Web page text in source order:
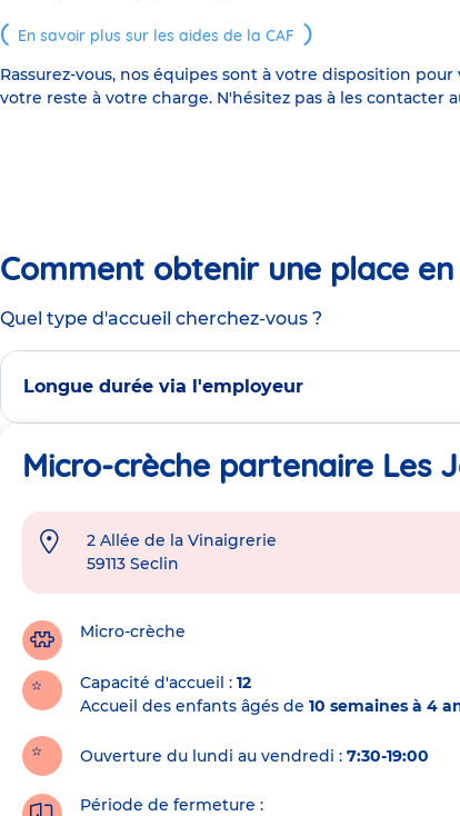
En savoir plus sur les aides de la CAF
Rassurez-vous, nos équipes sont à votre disposition
votre reste à votre charge. N'hésitez pas à les contacter
Comment obtenir une place en
Quel type d'accueil cherchez-vous ?
Longue durée via l'employeur
Micro-crèche partenaire Les
Adresse
crèche
2 Allée de la Vinaigrerie
59113 Seclin
Micro-crèche
Capacité d'accueil
12
Accueil des enfants âgés de 10 semaines à 4
Ouverture du lundi au vendredi : 7:30-19:00
Période de fermeture :